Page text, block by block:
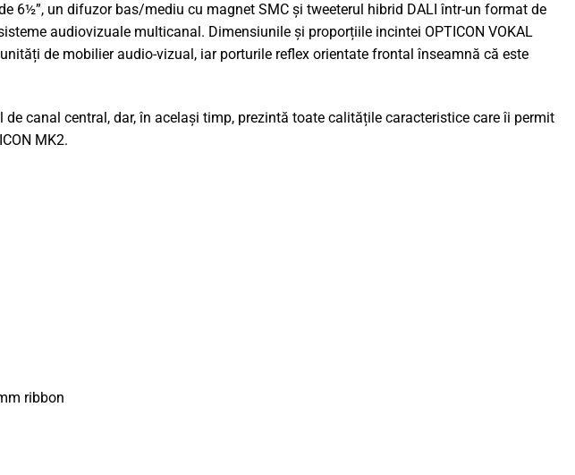
6½”, un difuzor bas/mediu cu magnet SMC și tweeterul hibrid DALI într-un format de
audiovizuale multicanal. Dimensiunile și proporțiile incintei OPTICON VOKAL
de mobilier audio-vizual, iar porturile reflex orientate frontal înseamnă că este
canal central, dar, în același timp, prezintă toate calitățile caracteristice care îi permit
MK2.
ribbon